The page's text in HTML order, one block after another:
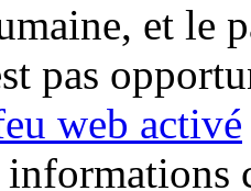
et le
pas
web activé
informations